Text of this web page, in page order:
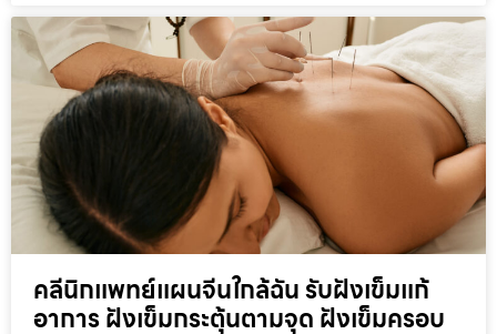
คลีนิกแพทย์แผนจีนใกล้ฉัน รับฝังเข็มแก้
อาการ ฝังเข็มกระตุ้นตามจุด ฝังเข็มครอบ